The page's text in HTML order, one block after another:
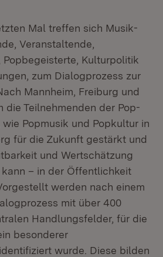
Mal treffen sich Musik-
Veranstaltende,
Popbegeisterte, Kulturpolitik
zum Dialogprozess zur
Mannheim, Freiburg und
die Teilnehmenden der Pop-
Popmusik und Popkultur in
für die Zukunft gestärkt und
und Wertschätzung
– in der Öffentlichkeit
werden nach einem
mit über 400
Handlungsfelder, für die
besonderer
wurde. Diese bilden